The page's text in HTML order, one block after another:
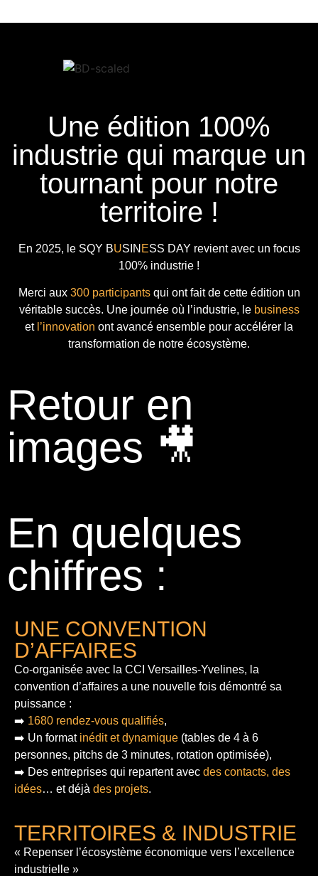
Une édition 100%
industrie qui marque un
tournant pour notre
territoire !
En 2025, le SQY BUSIN ESS DAY revient avec un focus
100% industrie !
Merci aux 300 participantsqui ont fait de cette édition un
véritable succès. Une journée où l’industrie, le business
et l’innovation ont avancé ensemble pour accélérer la
transformation de notre écosystème.
Retour en
images 🎥
En quelques
chiffres :
UNE CONVENTION
D’AFFAIRES
Co-organisée avec la CCI Versailles-Yvelines, la
convention d’affaires a une nouvelle fois démontré sa
puissance :
➡️ 1680 rendez-vous qualifiés,
➡️ Un format inédit et dynamique (tables de 4 à 6
personnes, pitchs de 3 minutes, rotation optimisée),
➡️ Des entreprises qui repartent avec des contacts, des
idées… et déjà des projets.
TERRITOIRES & INDUSTRIE
« Repenser l’écosystème économique vers l’excellence
industrielle »